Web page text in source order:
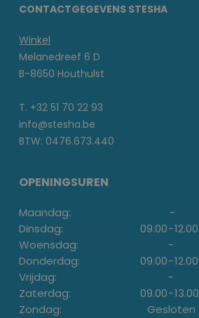
CONTACTGEGEVENS STESHA
Winkel
Melanedreef 6 D
B-8650 Houthulst
T. +32 51 70 22 93
info@stesha.be
BTW: 0476.673.440
OPENINGSUREN
Maandag: -
Dinsdag:
09.00-12.00
Woensdag:
-
Donderdag:
09.00-12.00
Vrijdag:
-
Zaterdag:
09.00-13.00
Zondag:
Gesloten